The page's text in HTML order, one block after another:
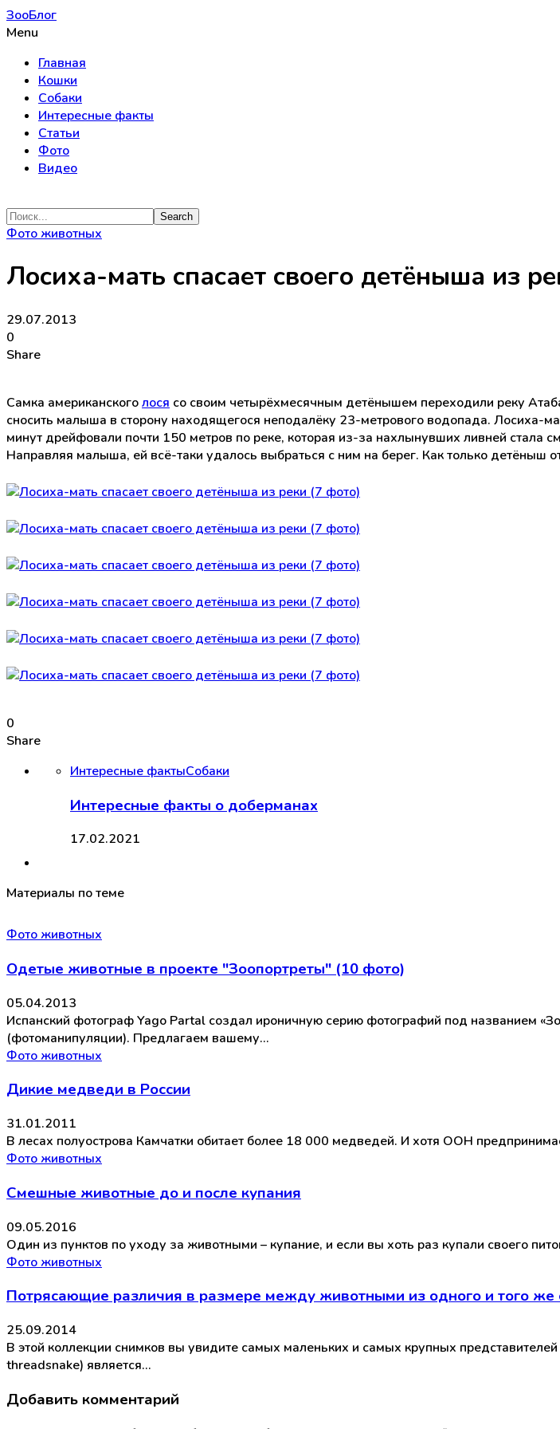
ЗооБлог
Menu
Главная
Кошки
Собаки
Интересные факты
Статьи
Фото
Видео
Фото животных
Лосиха-мать спасает своего детёныша из
29.07.2013
0
Share
Самка американскоголося со своим четырёхмесячным детёнышем переходили реку
сносить малыша в сторону находящегося неподалёку 23-метрового водопада. Лосиха-
минут дрейфовали почти 150 метров по реке, которая из-за нахлынувших ливней
Направляя малыша, ей всё-таки удалось выбраться с ним на берег. Как только детёныш
0
Share
Интересные фактыСобаки
Интересные факты о доберманах
17.02.2021
Материалы по теме
Фото животных
Одетые животные в проекте "Зоопортреты" (10 фото)
05.04.2013
Испанский фотограф Yago Partal создал ироничную серию фотографий под названием
(фотоманипуляции). Предлагаем вашему…
Фото животных
Дикие медведи в России
31.01.2011
В лесах полуострова Камчатки обитает более 18 000 медведей. И хотя ООН
Фото животных
Смешные животные до и после купания
09.05.2016
Один из пунктов по уходу за животными – купание, и если вы хоть раз купали своего
Фото животных
Потрясающие различия в размере между животными из одного и того же
25.09.2014
В этой коллекции снимков вы увидите самых маленьких и самых крупных
threadsnake) является…
Добавить комментарий